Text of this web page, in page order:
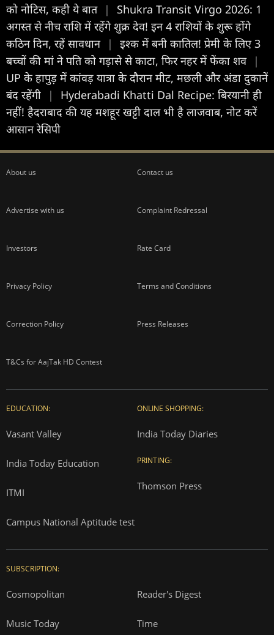
को नोटिस, कही ये बात |
Shukra Transit Virgo 2026: 1
अगस्त से नीच राशि में रहेंगे शुक्र देव! इन 4 राशियों के शुरू होंगे
कठिन दिन, रहें सावधान |
इश्क में बनी कातिल! प्रेमी के लिए 3
बच्चों की मां ने पति को गड़ासे से काटा, फिर नहर में फेंका शव |
UP के हापुड़ में कांवड़ यात्रा के दौरान मीट, मछली और अंडा दुकानें
बंद रहेंगी
|
Hyderabadi Khatti Dal Recipe: बिरयानी ही
नहीं! हैदराबाद की यह मशहूर खट्टी दाल भी है लाजवाब, नोट करें
आसान रेसिपी
About us Contact us
Advertise with us Complaint Redressal
Investors Rate Card
Privacy Policy Terms and Conditions
Correction Policy Press Releases
T&Cs for AajTak HD Contest
EDUCATION:
Vasant Valley
India Today Education
ITMI
Campus National Aptitude test
ONLINE SHOPPING:
India Today Diaries
PRINTING:
Thomson Press
SUBSCRIPTION:
Cosmopolitan Reader's Digest
Music Today Time